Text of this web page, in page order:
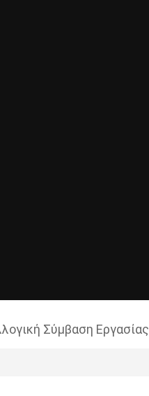
Σύμβαση Εργασίας